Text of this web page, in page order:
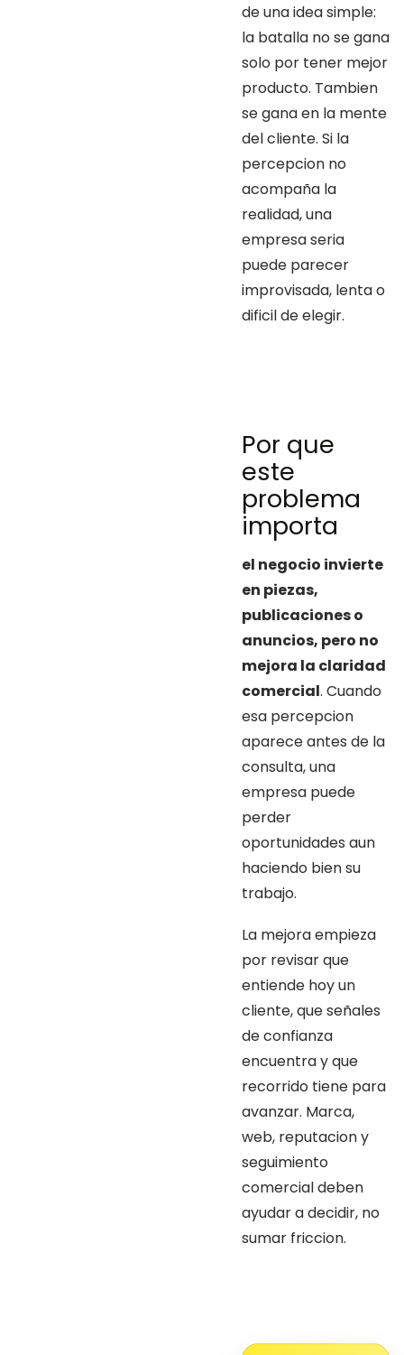
de una idea simple:
la batalla no se gana
solo por tener mejor
producto. Tambien
se gana en la mente
del cliente. Si la
percepcion no
acompaña la
realidad, una
empresa seria
puede parecer
improvisada, lenta o
dificil de elegir.
Por que
este
problema
importa
el negocio invierte
en piezas,
publicaciones o
anuncios, pero no
mejora la claridad
comercial. Cuando
esa percepcion
aparece antes de la
consulta, una
empresa puede
perder
oportunidades aun
haciendo bien su
trabajo.
La mejora empieza
por revisar que
entiende hoy un
cliente, que señales
de confianza
encuentra y que
recorrido tiene para
avanzar. Marca,
web, reputacion y
seguimiento
comercial deben
ayudar a decidir, no
sumar friccion.